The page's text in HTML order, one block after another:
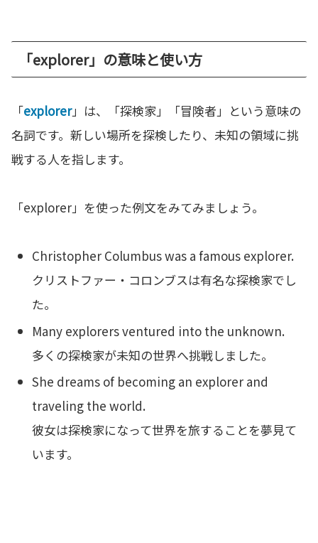
「explorer」の意味と使い方
「explorer」は、「探検家」「冒険者」という意味の
名詞です。新しい場所を探検したり、未知の領域に挑
戦する人を指します。
「explorer」を使った例文をみてみましょう。
Christopher Columbus was a famous explorer.
クリストファー・コロンブスは有名な探検家でし
た。
Many explorers ventured into the unknown.
多くの探検家が未知の世界へ挑戦しました。
She dreams of becoming an explorer and
traveling the world.
彼女は探検家になって世界を旅することを夢見て
います。